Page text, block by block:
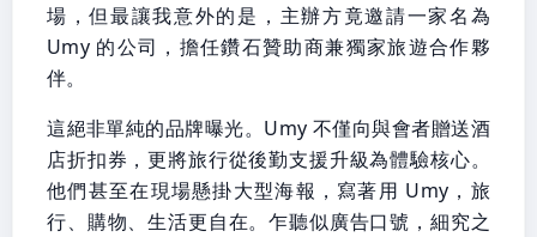
場，但最讓我意外的是，主辦方竟邀請一家名為
Umy 的公司，擔任鑽石贊助商兼獨家旅遊合作夥
伴。
這絕非單純的品牌曝光。Umy 不僅向與會者贈送酒
店折扣券，更將旅行從後勤支援升級為體驗核心。
他們甚至在現場懸掛大型海報，寫著用 Umy，旅
行、購物、生活更自在。乍聽似廣告口號，細究之